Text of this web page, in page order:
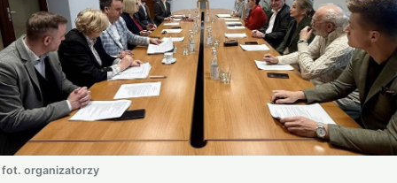
fot. organizatorzy